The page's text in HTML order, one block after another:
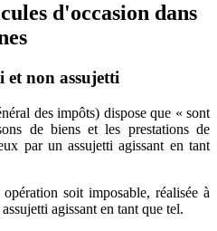
d'occasion dans
et non assujetti
des impôts) dispose que « sont
de biens et les prestations de
par un assujetti agissant en tant
soit imposable, réalisée à
agissant en tant que tel.